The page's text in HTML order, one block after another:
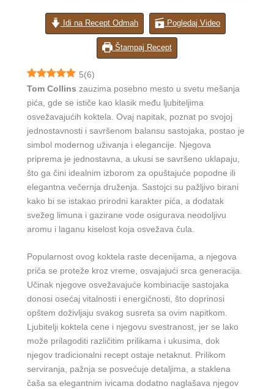
Idi na Recept Odmah Pogledaj Video
Štampaj Recept
5(6)
Tom Collins zauzima posebno mesto u svetu mešanja
pića, gde se ističe kao klasik među ljubiteljima
osvežavajućih koktela. Ovaj napitak, poznat po svojoj
jednostavnosti i savršenom balansu sastojaka, postao je
simbol modernog uživanja i elegancije. Njegova
priprema je jednostavna, a ukusi se savršeno uklapaju,
što ga čini idealnim izborom za opuštajuće popodne ili
elegantna večernja druženja. Sastojci su pažljivo birani
kako bi se istakao prirodni karakter pića, a dodatak
svežeg limuna i gazirane vode osigurava neodoljivu
aromu i laganu kiselost koja osvežava čula.
Popularnost ovog koktela raste decenijama, a njegova
priča se proteže kroz vreme, osvajajući srca generacija.
Učinak njegove osvežavajuće kombinacije sastojaka
donosi osećaj vitalnosti i energičnosti, što doprinosi
opštem doživljaju svakog susreta sa ovim napitkom.
Ljubitelji koktela cene i njegovu svestranost, jer se lako
može prilagoditi različitim prilikama i ukusima, dok
njegov tradicionalni recept ostaje netaknut. Prilikom
serviranja, pažnja se posvećuje detaljima, a staklena
čaša sa elegantnim ivicama dodatno naglašava njegov